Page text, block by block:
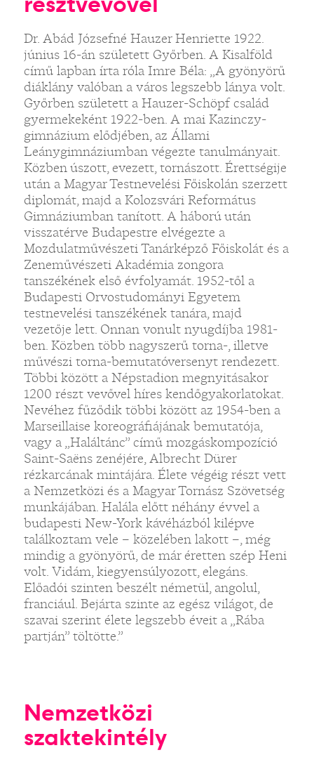
Dr. Abád Józsefné Hauzer Henriette 1922.
június 16-án született Győrben. A Kisalföld
című lapban írta róla Imre Béla: „A gyönyörű
diáklány valóban a város legszebb lánya volt.
Győrben született a Hauzer-Schöpf család
gyermekeként 1922-ben. A mai Kazinczy-
gimnázium elődjében, az Állami
Leánygimnáziumban végezte tanulmányait.
Közben úszott, evezett, tornászott. Érettségije
után a Magyar Testnevelési Főiskolán szerzett
diplomát, majd a Kolozsvári Református
Gimnáziumban tanított. A háború után
visszatérve Budapestre elvégezte a
Mozdulatművészeti Tanárképző Főiskolát és a
Zeneművészeti Akadémia zongora
tanszékének első évfolyamát. 1952-től a
Budapesti Orvostudományi Egyetem
testnevelési tanszékének tanára, majd
vezetője lett. Onnan vonult nyugdíjba 1981-
ben. Közben több nagyszerű torna-, illetve
művészi torna-bemutatóversenyt rendezett.
Többi között a Népstadion megnyitásakor
1200 részt vevővel híres kendőgyakorlatokat.
Nevéhez fűződik többi között az 1954-ben a
Marseillaise koreográfiájának bemutatója,
vagy a „Haláltánc” című mozgáskompozíció
Saint-Saëns zenéjére, Albrecht Dürer
rézkarcának mintájára. Élete végéig részt vett
a Nemzetközi és a Magyar Tornász Szövetség
munkájában. Halála előtt néhány évvel a
budapesti New-York kávéházból kilépve
találkoztam vele – közelében lakott –, még
mindig a gyönyörű, de már éretten szép Heni
volt. Vidám, kiegyensúlyozott, elegáns.
Előadói szinten beszélt németül, angolul,
franciául. Bejárta szinte az egész világot, de
szavai szerint élete legszebb éveit a „Rába
partján” töltötte.”
Nemzetközi
szaktekintély